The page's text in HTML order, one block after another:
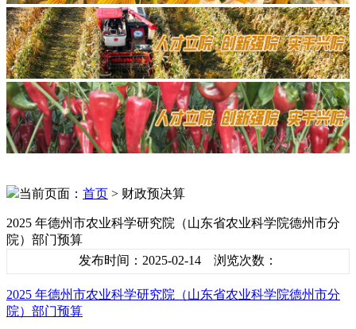
当前页面： 首页 > 财政预决算
2025 年德州市农业科学研究院（山东省农业科学院德州市分
院）部门预算
发布时间：2025-02-14 浏览次数：
2025 年德州市农业科学研究院（山东省农业科学院德州市分
院）部门预算